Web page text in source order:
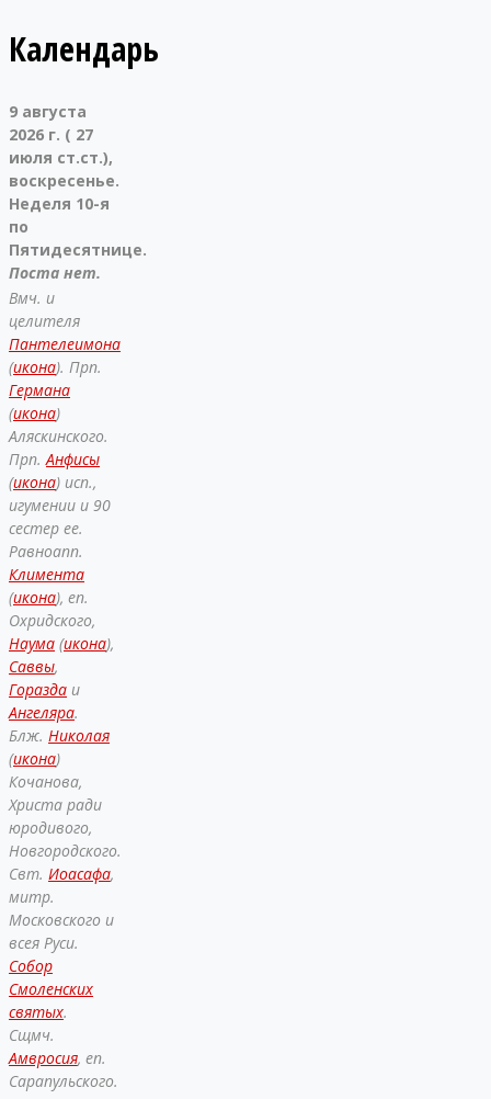
Календарь
9 августа
2026 г. ( 27
июля ст.ст.),
воскресенье.
Неделя 10-я
по
Пятидесятнице.
Поста нет.
Вмч. и
целителя
Пантелеимона
(икона). Прп.
Германа
(икона)
Аляскинского.
Прп.Анфисы
(икона) исп.,
игумении и 90
сестер ее.
Равноапп.
Климента
(икона), еп.
Охридского,
Наума (икона),
Саввы,
Горазда и
Ангеляра.
Блж. Николая
(икона)
Кочанова,
Христа ради
юродивого,
Новгородского.
Свт. Иоасафа,
митр.
Московского и
всея Руси.
Собор
Смоленских
святых.
Сщмч.
Амвросия, еп.
Сарапульского.